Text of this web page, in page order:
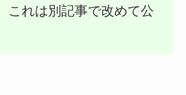
これは別記事で改めて公